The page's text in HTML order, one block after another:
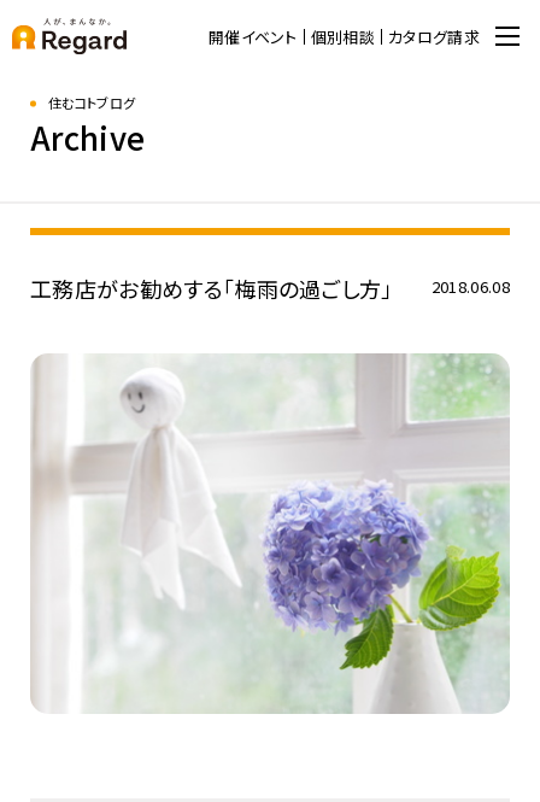
開催イベント 個別相談 カタログ請求
住むコトブログ
Archive
工務店がお勧めする「梅雨の過ごし方」 2018.06.08